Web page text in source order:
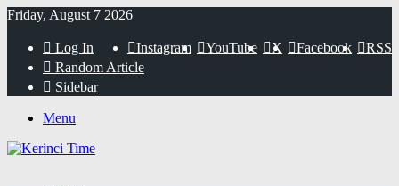
Friday, August 7 2026
RSS
Facebook
X
YouTube
Instagram
Log In
Random Article
Sidebar
Menu